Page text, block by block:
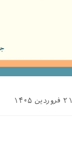
۲۱ فروردین ۱۴۰۵